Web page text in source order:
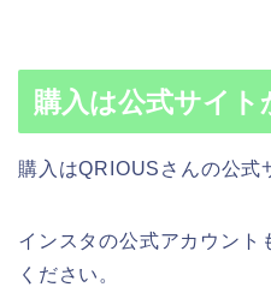
購入は公式サイト
購入はQRIOUSさんの公式
インスタの公式アカウント
ください。